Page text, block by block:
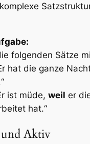
folgenden Sätze
hat die ganze
ist müde, weil er
hat.“
und Aktiv